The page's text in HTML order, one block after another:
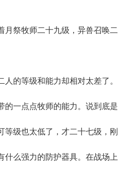
祭牧师二十九级，异兽召唤二
的等级和能力却相对太差了。
的一点点牧师的能力。说到底是
等级也太低了，才二十七级，刚
什么强力的防护器具。在战场上